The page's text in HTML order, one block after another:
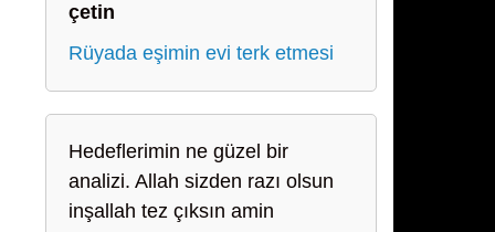
çetin
Rüyada eşimin evi terk etmesi
Hedeflerimin ne güzel bir
analizi. Allah sizden razı olsun
inşallah tez çıksın amin